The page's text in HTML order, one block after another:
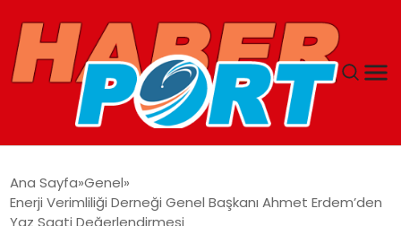
GUNCEL
Ana Sayfa Genel
Enerji Verimliliği Derneği Genel Başkanı Ahmet Erdem’den
Yaz Saati Değerlendirmesi